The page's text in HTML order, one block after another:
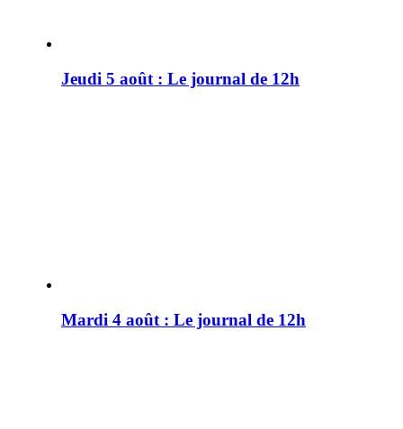
Jeudi 5 août : Le journal de 12h
Mardi 4 août : Le journal de 12h